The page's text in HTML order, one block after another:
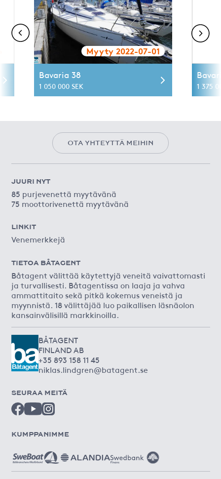
Myyty 2022-07-01
Bavaria 38
1 050 000 SEK 1 375
OTA YHTEYTTÄ MEIHIN
JUURI NYT
85 purjevenettä myytävänä
75 moottorivenettä myytävänä
LINKIT
Venemerkkejä
TIETOA BÅTAGENT
Båtagent välittää käytettyjä veneitä vaivattomasti
ja turvallisesti. Båtagentissa on laaja ja vahva
ammattitaito sekä pitkä kokemus veneistä ja
myynnistä. 18 välittäjää luo paikallisen läsnäolon
kansainvälisillä markkinoilla.
BÅTAGENT
FINLAND AB
+35 893 158 11 45
niklas.lindgren@batagent.se
SEURAA MEITÄ
KUMPPANIMME